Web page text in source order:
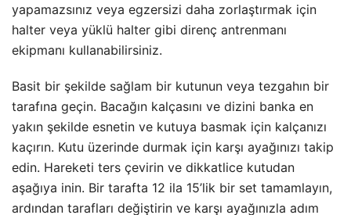
yapamazsınız veya egzersizi daha zorlaştırmak için
halter veya yüklü halter gibi direnç antrenmanı
ekipmanı kullanabilirsiniz.
Basit bir şekilde sağlam bir kutunun veya tezgahın bir
tarafına geçin. Bacağın kalçasını ve dizini banka en
yakın şekilde esnetin ve kutuya basmak için kalçanızı
kaçırın. Kutu üzerinde durmak için karşı ayağınızı takip
edin. Hareketi ters çevirin ve dikkatlice kutudan
aşağıya inin. Bir tarafta 12 ila 15’lik bir set tamamlayın,
ardından tarafları değiştirin ve karşı ayağınızla adım